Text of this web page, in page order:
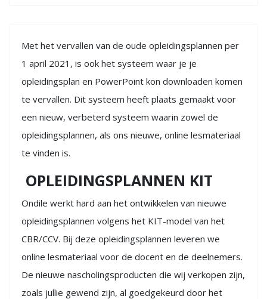
Met het vervallen van de oude opleidingsplannen per
1 april 2021, is ook het systeem waar je je
opleidingsplan en PowerPoint kon downloaden komen
te vervallen. Dit systeem heeft plaats gemaakt voor
een nieuw, verbeterd systeem waarin zowel de
opleidingsplannen, als ons nieuwe, online lesmateriaal
te vinden is.
OPLEIDINGSPLANNEN KIT
Ondile werkt hard aan het ontwikkelen van nieuwe
opleidingsplannen volgens het KIT-model van het
CBR/CCV. Bij deze opleidingsplannen leveren we
online lesmateriaal voor de docent en de deelnemers.
De nieuwe nascholingsproducten die wij verkopen zijn,
zoals jullie gewend zijn, al goedgekeurd door het